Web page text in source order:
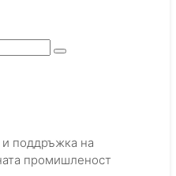
и поддръжка на
промишленост